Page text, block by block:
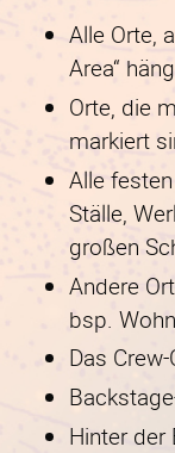
Alle Orte,
Area“
Orte, die
markiert
Alle
Ställe,
großen
Andere
bsp.
Das
Hinter der